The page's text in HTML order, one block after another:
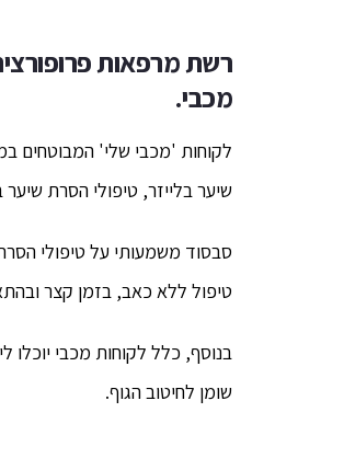
רשת מרפאות
מכבי.
לקוחות 'מכבי שלי' המבוטחים
שיער בלייזר, טיפולי הסרת שיער
סבסוד משמעותי על טיפולי
טיפול ללא כאב, בזמן קצר ובהתאמה
בנוסף, כלל לקוחות מכבי יוכלו
שומן לחיטוב הגוף.